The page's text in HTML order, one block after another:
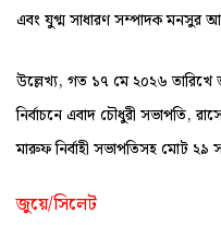
এবং যুগ্ম সাধারণ সম্পাদক মনসুর
উল্লেখ্য, গত ১৭ মে ২০২৬ তারিখে
নির্বাচনে এবাদ চৌধুরী সভাপতি,
মারুফ নির্বাহী সভাপতিসহ মোট ২৯
জুয়ে/সিলেট